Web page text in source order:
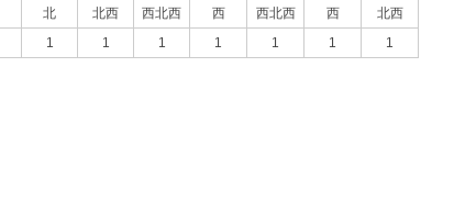
北 北西 西北西 西 西北西 西
北西
1 1 1 1 1 1 1